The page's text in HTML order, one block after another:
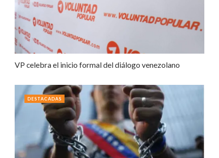
VP celebra el inicio formal del diálogo venezolano
DESTACADAS